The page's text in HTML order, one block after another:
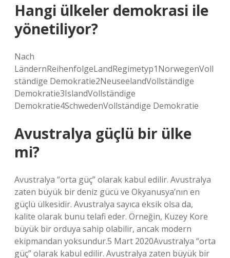
Hangi ülkeler demokrasi ile
yönetiliyor?
Nach
LändernReihenfolgeLandRegimetyp1NorwegenVoll
ständige Demokratie2NeuseelandVollständige
Demokratie3IslandVollständige
Demokratie4SchwedenVollständige Demokratie
Avustralya güçlü bir ülke
mi?
Avustralya “orta güç” olarak kabul edilir. Avustralya
zaten büyük bir deniz gücü ve Okyanusya’nın en
güçlü ülkesidir. Avustralya sayıca eksik olsa da,
kalite olarak bunu telafi eder. Örneğin, Kuzey Kore
büyük bir orduya sahip olabilir, ancak modern
ekipmandan yoksundur.5 Mart 2020Avustralya “orta
güç” olarak kabul edilir. Avustralya zaten büyük bir